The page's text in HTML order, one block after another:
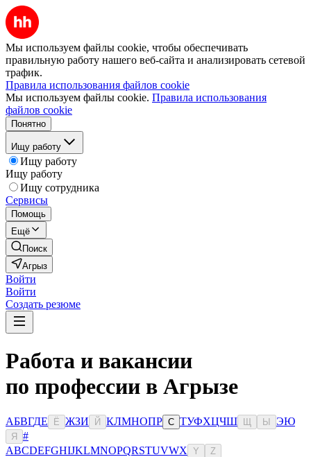
Мы используем файлы cookie, чтобы обеспечивать
правильную работу нашего веб-сайта и анализировать сетевой
трафик.
Правила использования файлов cookie
Мы используем файлы cookie. Правила использования
файлов cookie
Понятно
Ищу работу
Ищу работу
Ищу работу
Ищу сотрудника
Сервисы
Помощь
Ещё
Поиск
Агрыз
Войти
Войти
Создать резюме
Работа и вакансии
по профессии в Агрызе
АБВГДЕ Ё ЖЗИ Й КЛМНОПР С ТУФХЦЧШ Ы ЭЮ
Я
#
ABCDEFGHIJKLMNOPQRSTUVWX Y Z